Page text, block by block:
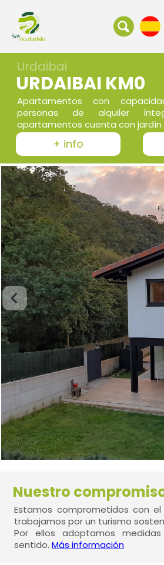
Urdaibai
URDAIBAI KM0
Apartamentos con
personas de alquiler
apartamentos cuenta con jardín
+ info
Nuestro
Estamos comprometidos con
trabajamos por un turismo
Por ellos adoptamos
sentido.Más información